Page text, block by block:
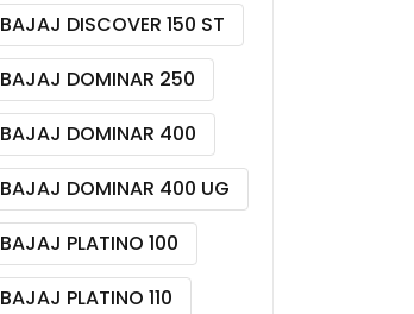
BAJAJ DISCOVER 150 ST
BAJAJ DOMINAR 250
BAJAJ DOMINAR 400
BAJAJ DOMINAR 400 UG
BAJAJ PLATINO 100
BAJAJ PLATINO 110